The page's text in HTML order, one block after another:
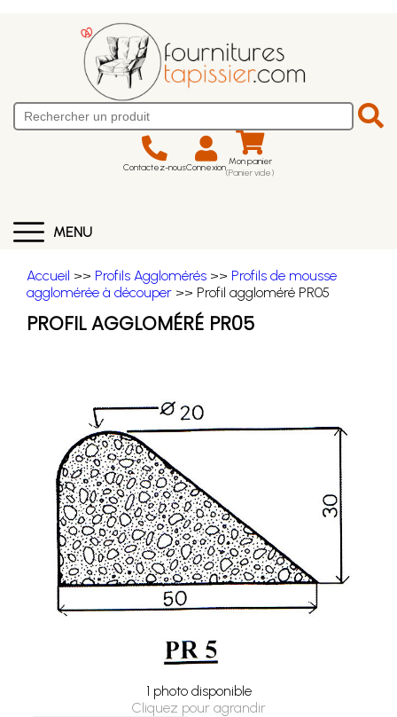
Contactez-nousConnexion Mon panier
(Panier vide)
MENU
Accueil >> Profils Agglomérés >> Profils de mousse
agglomérée à découper >> Profil aggloméré PR05
PROFIL AGGLOMÉRÉ PR05
1 photo disponible
Cliquez pour agrandir